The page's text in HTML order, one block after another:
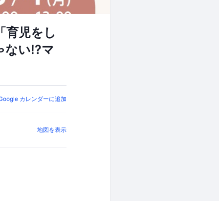
児をし
ない!?マ
カレンダーに追加
地図を表示